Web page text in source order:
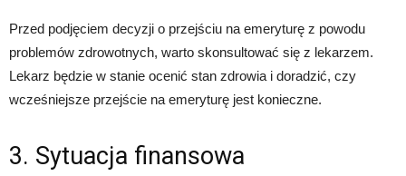
Przed podjęciem decyzji o przejściu na emeryturę z powodu
problemów zdrowotnych, warto skonsultować się z lekarzem.
Lekarz będzie w stanie ocenić stan zdrowia i doradzić, czy
wcześniejsze przejście na emeryturę jest konieczne.
3. Sytuacja finansowa